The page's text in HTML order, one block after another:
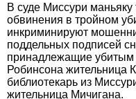
В суде Mиссури
обвинения в тройном
инкриминируют
поддельных подписей
принадлежащие
Робинсона жительница
библиотекарь из
жительница Мичигана.